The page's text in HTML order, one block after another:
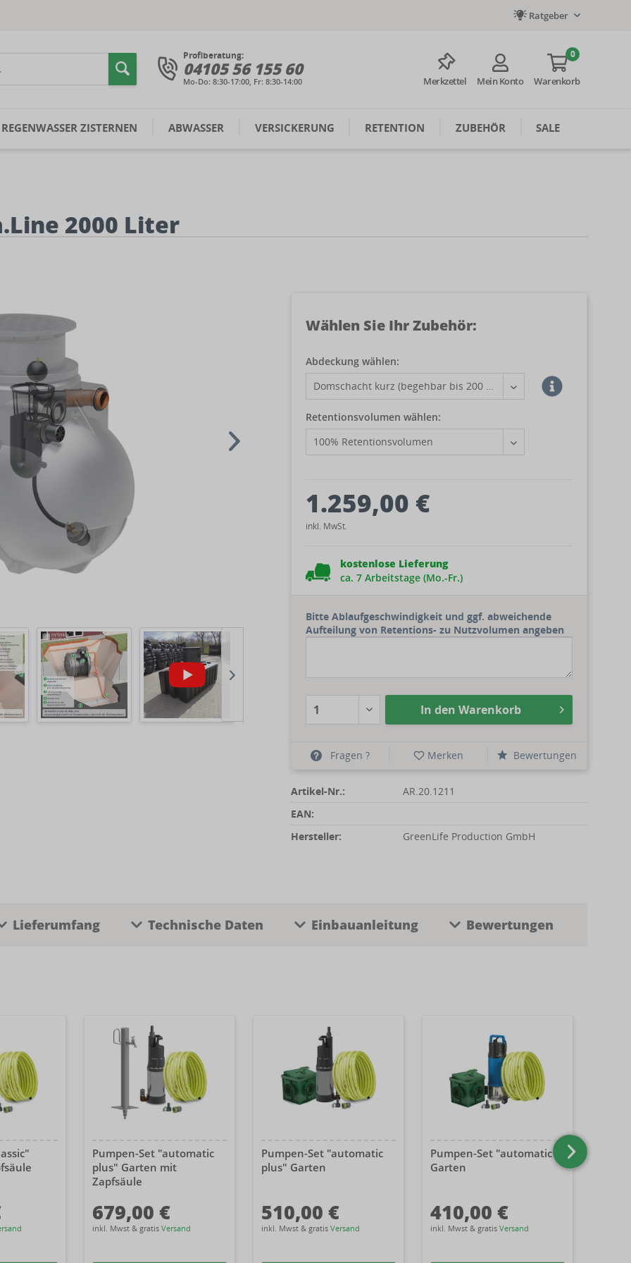
Ratgeber
Profiberatung:
04105 56 155 60
Mo-Do: 8:30-17:00, Fr: 8:30-14:00 Merkzettel Mein Konto
0
Warenkorb
REGENWASSER ZISTERNEN ABWASSER VERSICKERUNG RETENTION ZUBEHÖR SALE
2000 Liter
Wählen Sie Ihr Zubehör:
Abdeckung wählen:
Retentionsvolumen wählen:
1.259,00 €
inkl. MwSt.
kostenlose Lieferung
ca. 7 Arbeitstage (Mo.-Fr.)
Bitte Ablaufgeschwindigkeit und ggf. abweichende
Aufteilung von Retentions- zu Nutzvolumen angeben
In den Warenkorb
Fragen ? Merken Bewertungen
Artikel-Nr.:
AR.20.1211
EAN:
Hersteller:
GreenLife Production GmbH
Lieferumfang Technische Daten Einbauanleitung Bewertungen
Pumpen-Set "automatic
plus" Garten mit
Zapfsäule
679,00 €
inkl. Mwst & gratis Versand
Pumpen-Set "automatic
plus" Garten
510,00 €
inkl. Mwst & gratis Versand
Pumpen-Set "automatic"
Garten
410,00 €
inkl. Mwst & gratis Versand